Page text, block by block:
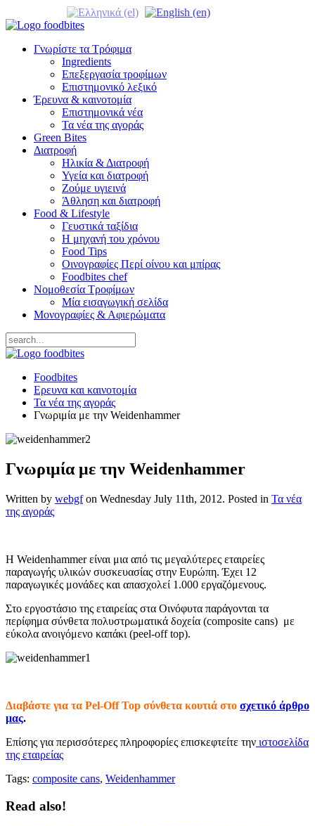
Γνωρίστε τα Τρόφιμα
Ingredients
Επεξεργασία τροφίμων
Επιστημονικό λεξικό
Έρευνα & καινοτομία
Επιστημονικά νέα
Τα νέα της αγοράς
Green Bites
Διατροφή
Ηλικία & Διατροφή
Υγεία και διατροφή
Ζούμε υγιεινά
Άθληση και διατροφή
Food & Lifestyle
Γευστικά ταξίδια
Η μηχανή του χρόνου
Food Tips
Οινογραφίες Περί οίνου και μπίρας
Foodbites chef
Νομοθεσία Τροφίμων
Μία εισαγωγική σελίδα
Μονογραφίες & Αφιερώματα
Foodbites
Ερευνα και καινοτομία
Τα νέα της αγοράς
Γνωριμία με την Weidenhammer
Γνωριμία με την Weidenhammer
Written by webgfon Wednesday July 11th, 2012. Posted in Τα νέα
της αγοράς
H Weidenhammer είναι μια από τις μεγαλύτερες εταιρείες
παραγωγής υλικών συσκευασίας στην Ευρώπη. Έχει 12
παραγωγικές μονάδες και απασχολεί 1.000 εργαζόμενους.
Στο εργοστάσιο της εταιρείας στα Οινόφυτα παράγονται τα
περίφημα σύνθετα πολυστρωματικά δοχεία (composite cans) με
εύκολα ανοιγόμενο καπάκι (peel-off top).
Διαβάστε για τα Pel-Off Top σύνθετα κουτιά στο σχετικό άρθρο
μας.
Επίσης για περισσότερες πληροφορίες επισκεφτείτε την ιστοσελίδα
της εταιρείας
Tags: composite cans, Weidenhammer
Read also!